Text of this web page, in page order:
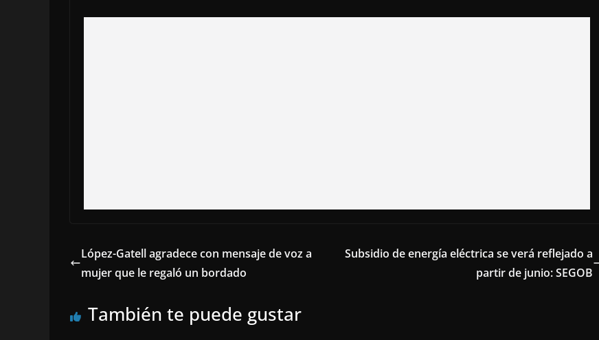
López-Gatell agradece con mensaje de voz a
mujer que le regaló un bordado
Subsidio de energía eléctrica se verá reflejado a
partir de junio: SEGOB
También te puede gustar